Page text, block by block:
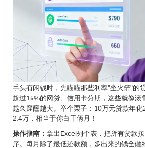
手头有闲钱时，先瞄瞄那些利率"坐火箭"的
超过15%的网贷、信用卡分期，这些就像滚
越久窟窿越大。举个栗子：10万元贷款年
2.4万，相当于你白干俩月！
操作指南： 拿出Excel列个表，把所有贷款
序。每月除了最低还款额，多出来的钱全砸